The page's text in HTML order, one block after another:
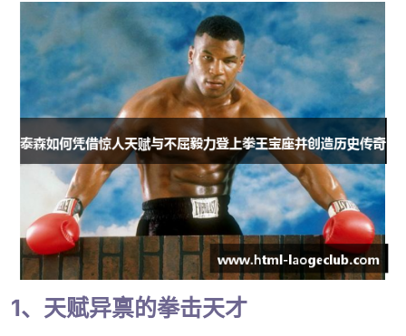
1、天赋异禀的拳击天才